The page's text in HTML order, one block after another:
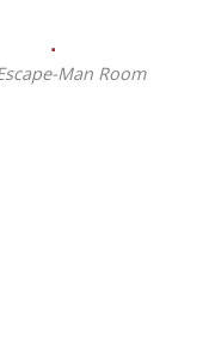
Man Room